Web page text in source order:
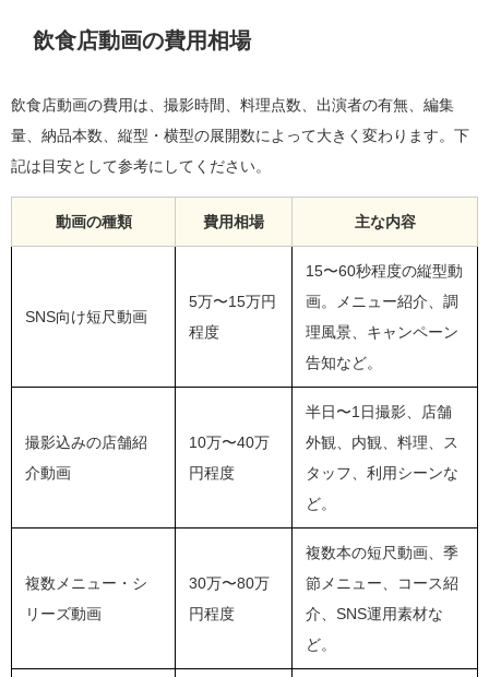
飲食店動画の費用相場
飲食店動画の費用は、撮影時間、料理点数、出演者の有無、編集
量、納品本数、縦型・横型の展開数によって大きく変わります。下
記は目安として参考にしてください。
動画の種類 費用相場 主な内容
SNS向け短尺動画
5万〜15万円
程度
15〜60秒程度の縦型動
画。メニュー紹介、調
理風景、キャンペーン
告知など。
撮影込みの店舗紹
介動画
10万〜40万
円程度
半日〜1日撮影、店舗
外観、内観、料理、ス
タッフ、利用シーンな
ど。
複数メニュー・シ
リーズ動画
30万〜80万
円程度
複数本の短尺動画、季
節メニュー、コース紹
介、SNS運用素材な
ど。